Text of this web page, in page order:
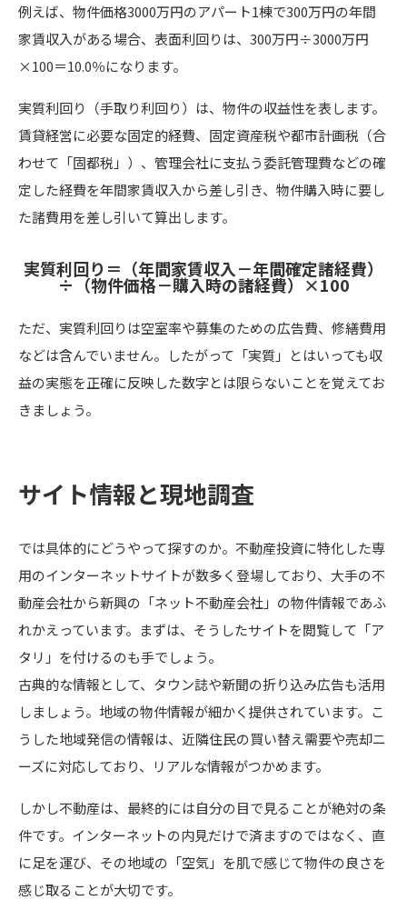
例えば、物件価格3000万円のアパート1棟で300万円の年間
家賃収入がある場合、表面利回りは、300万円÷3000万円
×100＝10.0％になります。
実質利回り（手取り利回り）は、物件の収益性を表します。
賃貸経営に必要な固定的経費、固定資産税や都市計画税（合
わせて「固都税」）、管理会社に支払う委託管理費などの確
定した経費を年間家賃収入から差し引き、物件購入時に要し
た諸費用を差し引いて算出します。
実質利回り＝（年間家賃収入－年間確定諸経費）
÷（物件価格－購入時の諸経費）×100
ただ、実質利回りは空室率や募集のための広告費、修繕費用
などは含んでいません。したがって「実質」とはいっても収
益の実態を正確に反映した数字とは限らないことを覚えてお
きましょう。
サイト情報と現地調査
では具体的にどうやって探すのか。不動産投資に特化した専
用のインターネットサイトが数多く登場しており、大手の不
動産会社から新興の「ネット不動産会社」の物件情報であふ
れかえっています。まずは、そうしたサイトを閲覧して「ア
タリ」を付けるのも手でしょう。
古典的な情報として、タウン誌や新聞の折り込み広告も活用
しましょう。地域の物件情報が細かく提供されています。こ
うした地域発信の情報は、近隣住民の買い替え需要や売却ニ
ーズに対応しており、リアルな情報がつかめます。
しかし不動産は、最終的には自分の目で見ることが絶対の条
件です。インターネットの内見だけで済ますのではなく、直
に足を運び、その地域の「空気」を肌で感じて物件の良さを
感じ取ることが大切です。